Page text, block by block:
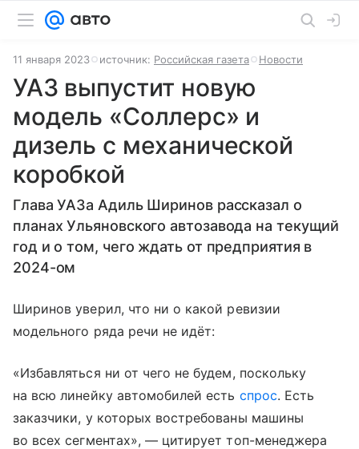
11 января 2023 источник: Российская газета Новости
УАЗ выпустит новую
модель «Соллерс» и
дизель с механической
коробкой
Глава УАЗа Адиль Ширинов рассказал о
планах Ульяновского автозавода на текущий
год и о том, чего ждать от предприятия в
2024-ом
Ширинов уверил, что ни о какой ревизии
модельного ряда речи не идёт:
«Избавляться ни от чего не будем, поскольку
на всю линейку автомобилей есть спрос. Есть
заказчики, у которых востребованы машины
во всех сегментах», — цитирует топ-менеджера